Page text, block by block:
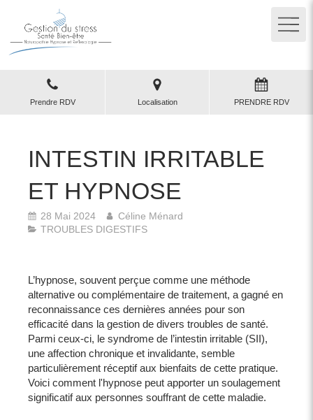
Prendre RDV Localisation PRENDRE RDV
INTESTIN IRRITABLE
ET HYPNOSE
28 Mai 2024
Céline Ménard
TROUBLES DIGESTIFS
L’hypnose, souvent perçue comme une méthode
alternative ou complémentaire de traitement, a gagné en
reconnaissance ces dernières années pour son
efficacité dans la gestion de divers troubles de santé.
Parmi ceux-ci, le syndrome de l’intestin irritable (SII),
une affection chronique et invalidante, semble
particulièrement réceptif aux bienfaits de cette pratique.
Voici comment l'hypnose peut apporter un soulagement
significatif aux personnes souffrant de cette maladie.